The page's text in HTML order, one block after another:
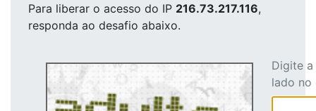
Para liberar o acesso do IP 216.73.217.116,
responda ao desafio abaixo.
Digite
lado no